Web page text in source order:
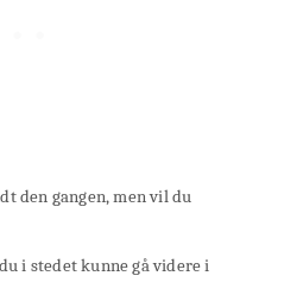
den gangen, men vil du
i stedet kunne gå videre i